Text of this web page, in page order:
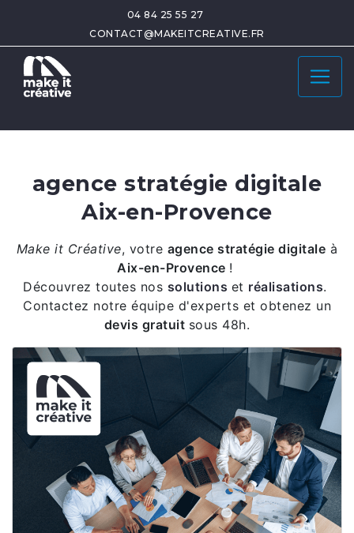
04 84 25 55 27
CONTACT@MAKEITCREATIVE.FR
agence stratégie digitale
Aix-en-Provence
Make it Créative, votre agence stratégie digitale à
Aix-en-Provence !
Découvrez toutes nos solutions et réalisations.
Contactez notre équipe d'experts et obtenez un
devis gratuit sous 48h.